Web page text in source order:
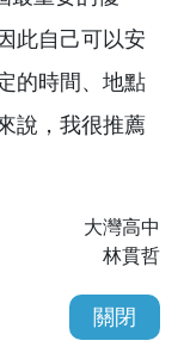
此自己可以安
的時間、地點
說，我很推薦
大灣高中
林貫哲
關閉